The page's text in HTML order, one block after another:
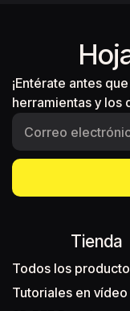
¡Entérate antes
herramientas y los
Tienda
Todos los
Tutoriales en vídeo